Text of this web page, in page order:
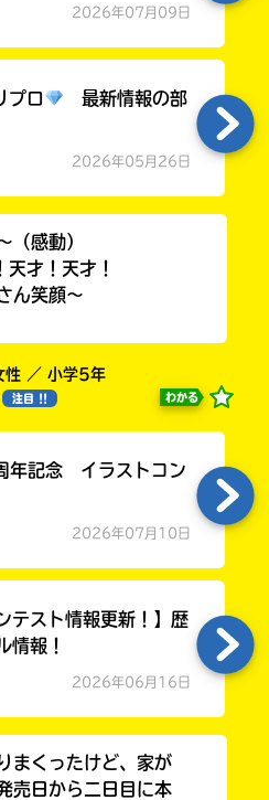
2026年07月09日
プロ
最新情報の部
2026年05月26日
（感動）
才！天才！
ん笑顔〜
性 ／ 小学5年
注目 !! わかる
年記念 イラストコン
2026年07月10日
スト情報更新！】歴
情報！
2026年06月16日
まくったけど、家が
売日から二日目に本
て